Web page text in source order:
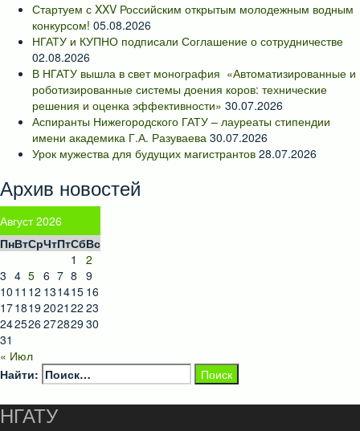
Стартуем с XXV Российским открытым молодежным водным
конкурсом! 05.08.2026
НГАТУ и КУПНО подписали Соглашение о сотрудничестве
02.08.2026
В НГАТУ вышла в свет монография «Автоматизированные и
роботизированные системы доения коров: технические
решения и оценка эффективности» 30.07.2026
Аспиранты Нижегородского ГАТУ – лауреаты стипендии
имени академика Г.А. Разуваева 30.07.2026
Урок мужества для будущих магистрантов 28.07.2026
Архив новостей
Август 2026
ПнВтСрЧтПтСбВс
1
2
3 4 5 6 7 8 9
10 11 12 131415 16
171819 2021 22 23
242526 272829 30
31
« Июл
Найти:
НГАТУ